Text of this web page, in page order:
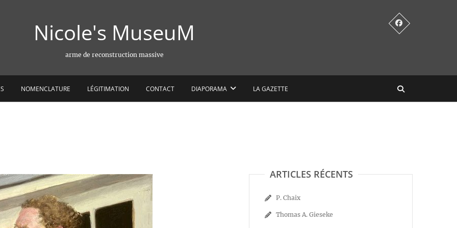
Nicole's MuseuM
arme de reconstruction massive
NOMENCLATURE LÉGITIMATION CONTACT DIAPORAMA LA GAZETTE
ARTICLES RÉCENTS
P. Chaix
Thomas A. Gieseke